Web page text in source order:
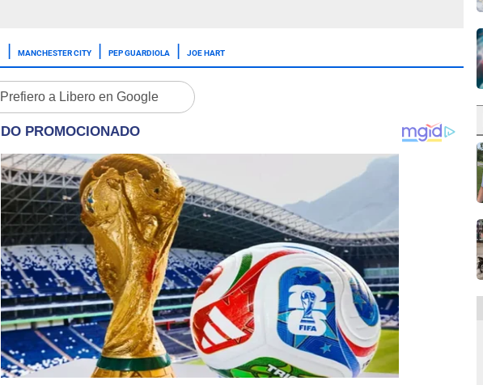
MANCHESTER CITY PEP GUARDIOLA JOE HART
Prefiero a Libero en Google